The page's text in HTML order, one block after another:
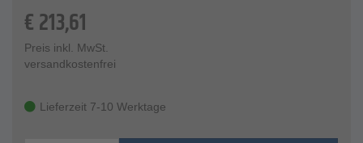
€213,61
Preis inkl. MwSt.
versandkostenfrei
Lieferzeit 7-10 Werktage